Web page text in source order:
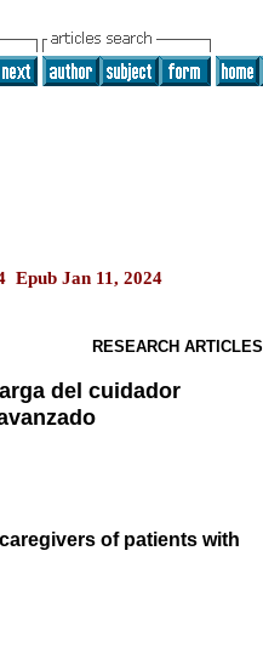
Epub Jan 11, 2024
RESEARCH ARTICLES
del cuidador
of patients with